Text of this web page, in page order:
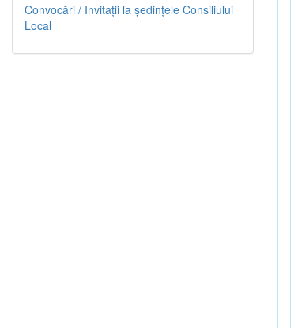
Convocări / Invitaţii la şedinţele Consiliului
Local